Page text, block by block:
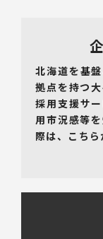
北海道を基
拠点を持つ
採用支援サ
用市況感等
際は、こちら